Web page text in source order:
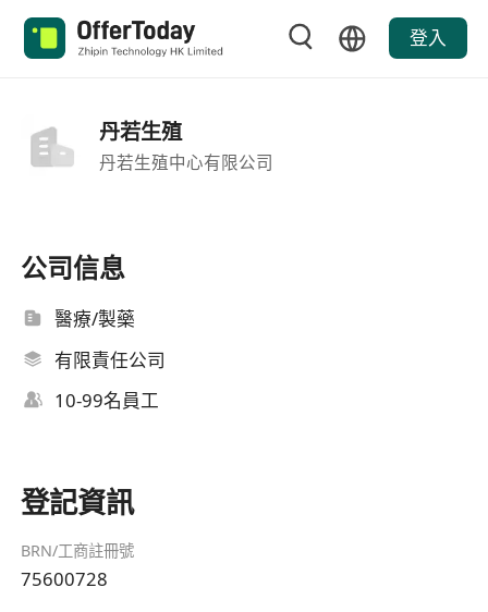
登入
丹若生殖
丹若生殖中心有限公司
公司信息
醫療/製藥
有限責任公司
10-99名員工
登記資訊
BRN/工商註冊號
75600728